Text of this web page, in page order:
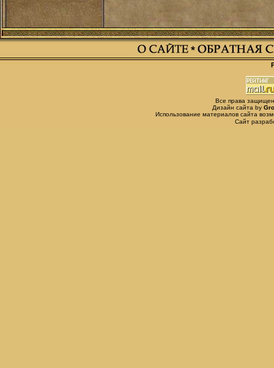
Все права
Дизайн сайта by
Использование материалов сайта
Сайт